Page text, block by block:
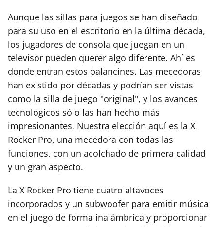
Aunque las sillas para juegos se han diseñado
para su uso en el escritorio en la última década,
los jugadores de consola que juegan en un
televisor pueden querer algo diferente. Ahí es
donde entran estos balancines. Las mecedoras
han existido por décadas y podrían ser vistas
como la silla de juego "original", y los avances
tecnológicos sólo las han hecho más
impresionantes. Nuestra elección aquí es la X
Rocker Pro, una mecedora con todas las
funciones, con un acolchado de primera calidad
y un gran aspecto.
La X Rocker Pro tiene cuatro altavoces
incorporados y un subwoofer para emitir música
en el juego de forma inalámbrica y proporcionar